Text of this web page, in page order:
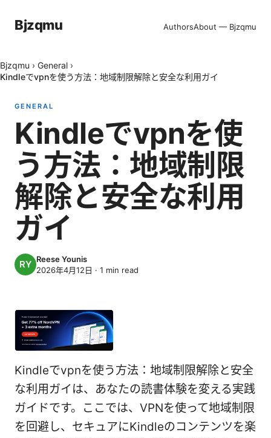
Bjzqmu AuthorsAbout — Bjzqmu
Bjzqmu › General ›
Kindleでvpnを使う方法：地域制限解除と安全な利用ガイ
GENERAL
Kindleでvpnを使
う方法：地域制限
解除と安全な利用
ガイ
Reese Younis
2026年4月12日 · 1 min read
Kindleでvpnを使う方法：地域制限解除と安全
な利用ガイは、あなたの読書体験を変える実践
ガイドです。ここでは、VPNを使って地域制限
を回避し、セキュアにKindleのコンテンツを楽